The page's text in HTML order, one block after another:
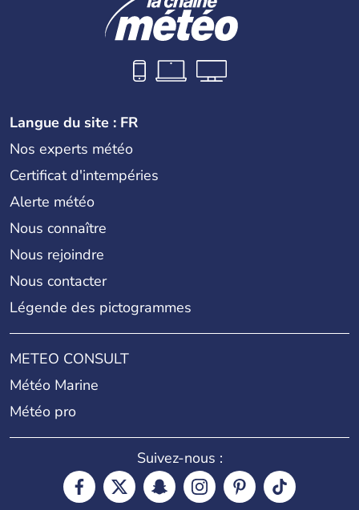
Langue du site : FR
Nos experts météo
Certificat d'intempéries
Alerte météo
Nous connaître
Nous rejoindre
Nous contacter
Légende des pictogrammes
METEO CONSULT
Météo Marine
Météo pro
Suivez-nous :